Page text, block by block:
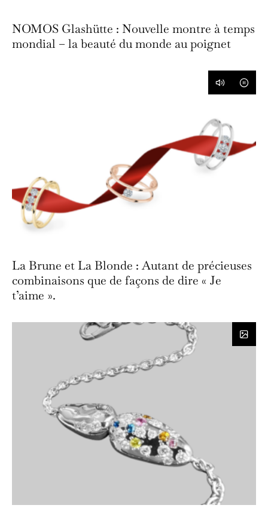
NOMOS Glashütte : Nouvelle montre à temps
mondial – la beauté du monde au poignet
La Brune et La Blonde : Autant de précieuses
combinaisons que de façons de dire « Je
t’aime ».